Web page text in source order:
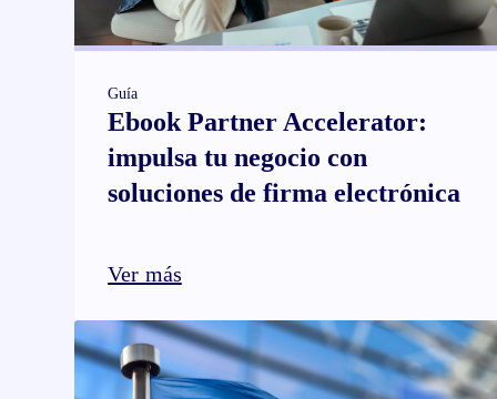
Guía
Ebook Partner Accelerator:
impulsa tu negocio con
soluciones de firma electrónica
Ver más